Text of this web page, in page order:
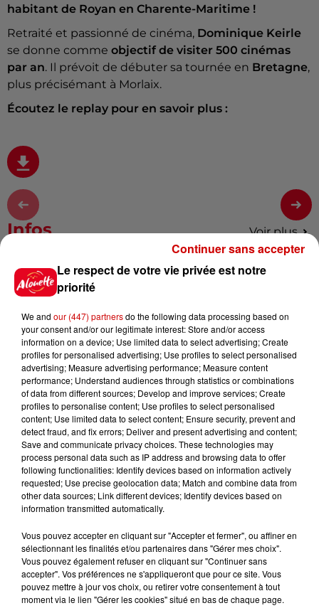
habitant de Royan en Charente-Maritime !
Retraité et passionné de cinéma, Dominique Keirle
se donne comme objectif de visiter 500 cinémas
par an. Il prévoit de débuter sa tournée en Bretagne,
plus précisémant à Morlaix.
Écoutez le replay pour en savoir plus :
Infos Voir plus
15h30
14h48
Vendre un chiot en animalerie
peut coûter très cher
14h03
Invasion de physalies sur des
plages du Sud-Ouest
11h51
À LA UNE : affaire Manon
Relandeau, musée cambriolé et
Amel Bent en...
Le respect de votre vie privée est notre
priorité
We and our (447) partnersdo the following data processing based on
your consent and/or our legitimate interest: Store and/or access
information on a device; Use limited data to select advertising; Create
profiles for personalised advertising; Use profiles to select personalised
advertising; Measure advertising performance; Measure content
performance; Understand audiences through statistics or combinations
of data from different sources; Develop and improve services; Create
profiles to personalise content; Use profiles to select personalised
content; Use limited data to select content; Ensure security, prevent and
detect fraud, and fix errors; Deliver and present advertising and content;
Save and communicate privacy choices. These technologies may
process personal data such as IP address and browsing data to offer
following functionalities: Identify devices based on information actively
requested; Use precise geolocation data; Match and combine data from
other data sources; Link different devices; Identify devices based on
information transmitted automatically.
Vous pouvez accepter en cliquant sur "Accepter et fermer", ou affiner en
sélectionnant les finalités et/ou partenaires dans "Gérer mes choix".
Vous pouvez également refuser en cliquant sur "Continuer sans
accepter". Vos préférences ne s'appliqueront que pour ce site. Vous
pouvez mettre à jour vos choix, ou retirer votre consentement à tout
moment via le lien "Gérer les cookies" situé en bas de chaque page.
Continuer sans accepter